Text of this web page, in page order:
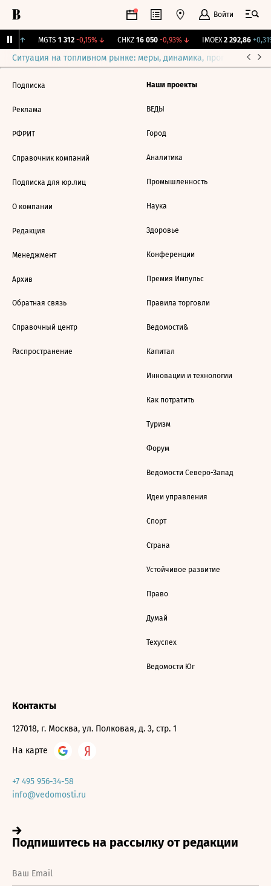
Войти
↑ MGTS 1 312 -0,15%↓ CHKZ 16 050 -0,93%↓ IMOEX 2 292,86
Ситуация на топливном рынке: меры, динамика, прогнозы
Подписка
Реклама
РФРИТ
Справочник компаний
Подписка для юр.лиц
О компании
Редакция
Менеджмент
Архив
Обратная связь
Справочный центр
Распространение
Наши проекты
ВЕДЫ
Город
Аналитика
Промышленность
Наука
Здоровье
Конференции
Премия Импульс
Правила торговли
Ведомости&
Капитал
Инновации и технологии
Как потратить
Туризм
Форум
Ведомости Северо-Запад
Идеи управления
Спорт
Страна
Устойчивое развитие
Право
Думай
Техуспех
Ведомости Юг
Контакты
127018, г. Москва, ул. Полковая, д. 3, стр. 1
На карте
+7 495 956-34-58
info@vedomosti.ru